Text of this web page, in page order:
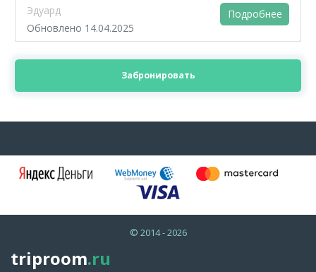
Эдуард
Обновлено 14.04.2025
Подробнее
Забронировать
© 2014 - 2026
triproom.ru